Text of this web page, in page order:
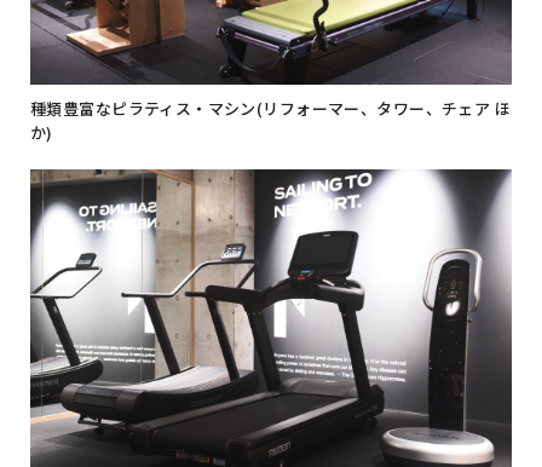
種類豊富なピラティス・マシン(リフォーマー、タワー、チェア ほ
か)